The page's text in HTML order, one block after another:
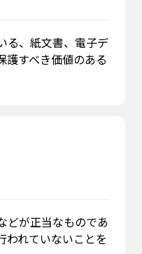
る、紙文書、電子デ
護すべき価値のある
どが正当なものであ
われていないことを